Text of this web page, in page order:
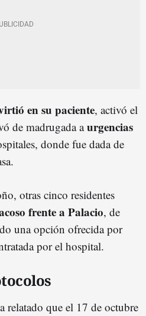
en su paciente, activó el
de madrugada aurgencias
donde fue dada de
otras cinco residentes
frente a Palacio, de
una opción ofrecida por
por el hospital.
relatado que el 17 de octubre